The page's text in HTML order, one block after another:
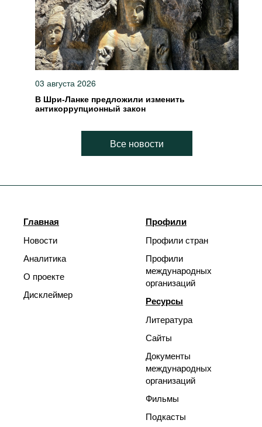
03 августа 2026
В Шри-Ланке предложили изменить
антикоррупционный закон
Все новости
Главная
Новости
Аналитика
О проекте
Дисклеймер
Профили
Профили стран
Профили
международных
организаций
Ресурсы
Литература
Сайты
Документы
международных
организаций
Фильмы
Подкасты